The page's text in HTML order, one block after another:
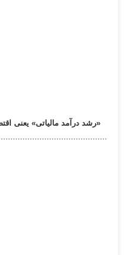
«رشد درآمد مالیاتی» یعنی